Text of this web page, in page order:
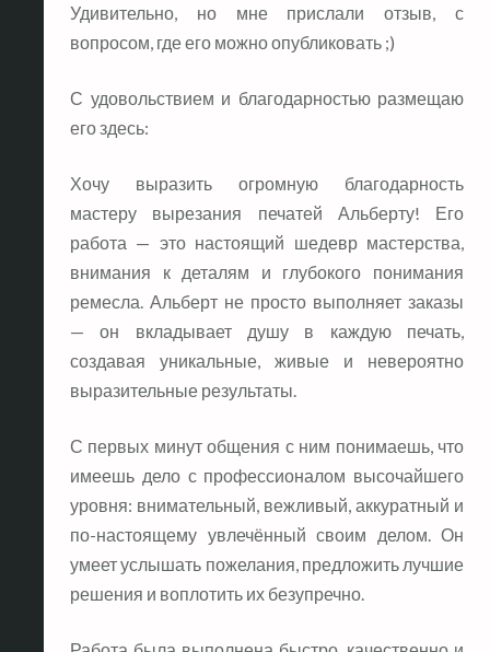
Удивительно, но мне прислали отзыв, с
вопросом, где его можно опубликовать ;)
С удовольствием и благодарностью размещаю
его здесь:
Хочу выразить огромную благодарность
мастеру вырезания печатей Альберту! Его
работа — это настоящий шедевр мастерства,
внимания к деталям и глубокого понимания
ремесла. Альберт не просто выполняет заказы
— он вкладывает душу в каждую печать,
создавая уникальные, живые и невероятно
выразительные результаты.
С первых минут общения с ним понимаешь, что
имеешь дело с профессионалом высочайшего
уровня: внимательный, вежливый, аккуратный и
по-настоящему увлечённый своим делом. Он
умеет услышать пожелания, предложить лучшие
решения и воплотить их безупречно.